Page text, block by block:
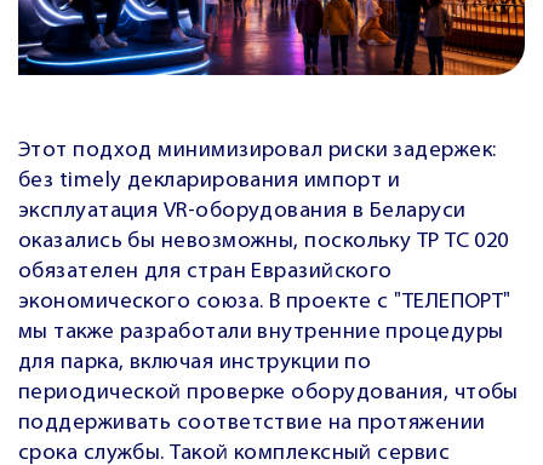
Этот подход минимизировал риски задержек:
без timely декларирования импорт и
эксплуатация VR-оборудования в Беларуси
оказались бы невозможны, поскольку ТР ТС 020
обязателен для стран Евразийского
экономического союза. В проекте с "ТЕЛЕПОРТ"
мы также разработали внутренние процедуры
для парка, включая инструкции по
периодической проверке оборудования, чтобы
поддерживать соответствие на протяжении
срока службы. Такой комплексный сервис